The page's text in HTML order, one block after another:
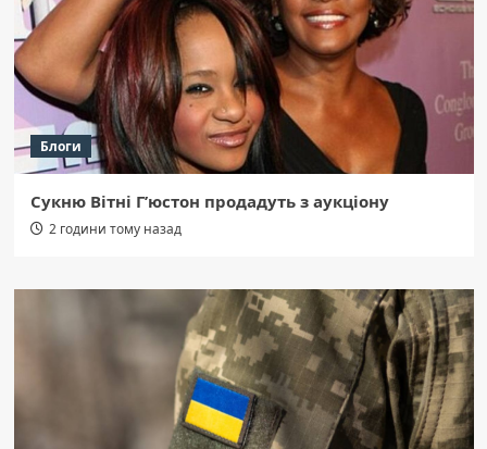
Блоги
Сукню Вітні Г’юстон продадуть з аукціону
2 години тому назад